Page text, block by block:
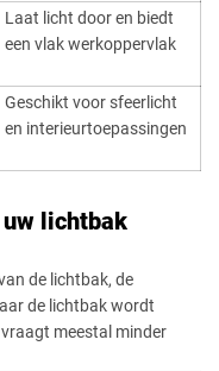
Laat licht door en biedt
een vlak werkoppervlak
Geschikt voor sfeerlicht
en interieurtoepassingen
lichtbak
de lichtbak, de
de lichtbak wordt
meestal minder